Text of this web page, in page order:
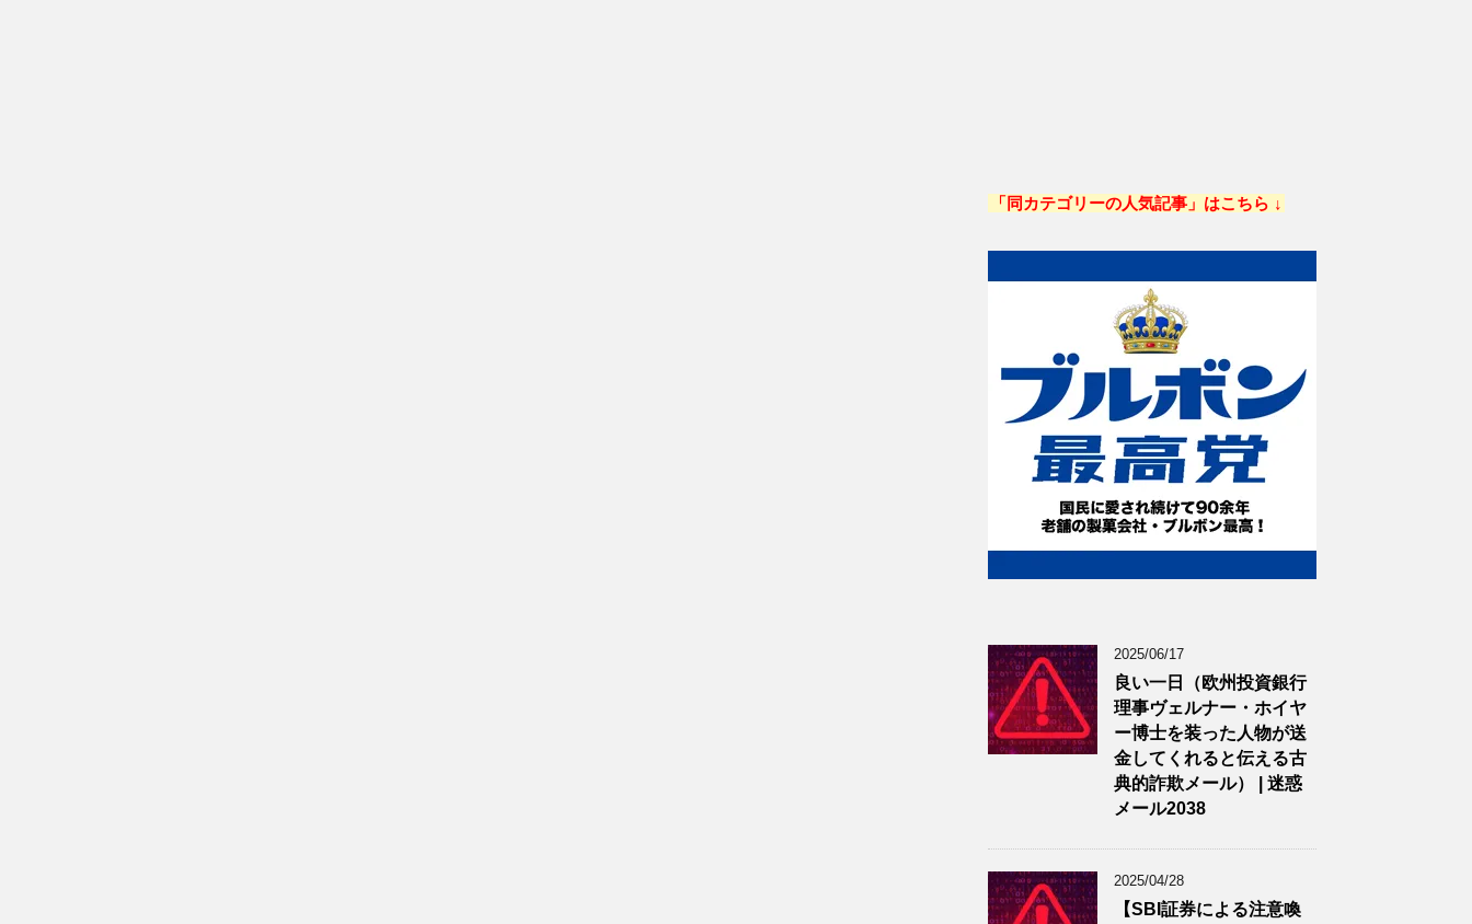
「同カテゴリーの人気記事」はこちら ↓
2025/06/17
良い一日（欧州投資銀行
理事ヴェルナー・ホイヤ
ー博士を装った人物が送
金してくれると伝える古
典的詐欺メール） | 迷惑
メール2038
2025/04/28
【SBI証券による注意喚